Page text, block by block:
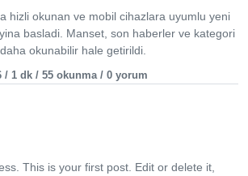
hizli okunan ve mobil cihazlara uyumlu yeni
basladi. Manset, son haberler ve kategori
okunabilir hale getirildi.
/ 1 dk / 55 okunma / 0 yorum
This is your first post. Edit or delete it,